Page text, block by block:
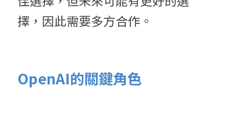
擇，因此需要多方合作。
OpenAI的關鍵角色